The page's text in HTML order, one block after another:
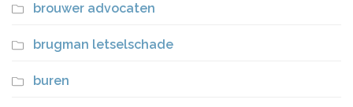
brouwer advocaten
brugman letselschade
buren